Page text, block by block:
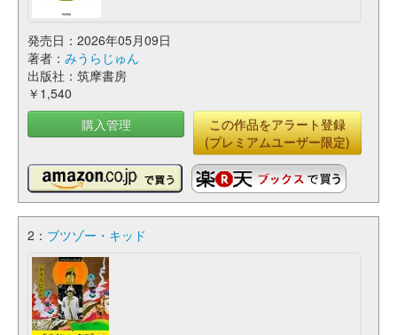
発売日：2026年05月09日
著者： みうらじゅん
出版社：筑摩書房
￥1,540
購入管理
この作品をアラート登録
(プレミアムユーザー限定)
2： ブツゾー・キッド